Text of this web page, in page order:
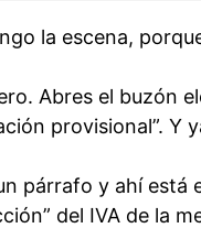
la escena,
Abres el buzón
provisional”. Y
párrafo y ahí está
del IVA de la